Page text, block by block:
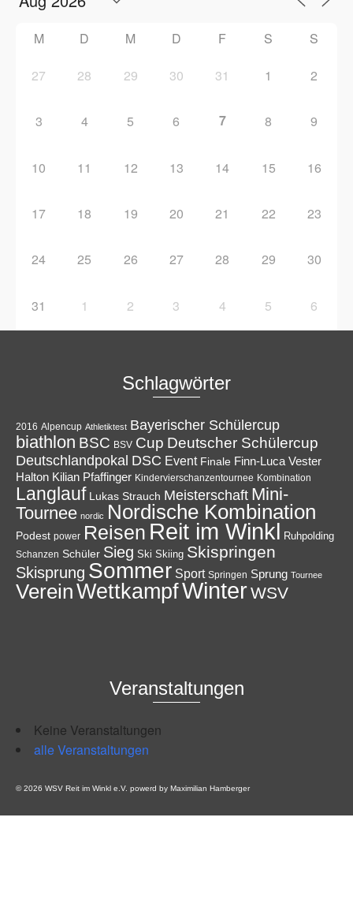
M D M D F S S
27 28 29 30 31 1 2
3 4 5 6 7 8 9
10 11 12 13 14 15 16
17 18 19 20 21 22 23
24 25 26 27 28 29 30
31 1 2 3 4 5 6
Schlagwörter
2016 Alpencup Athletiktest Bayerischer Schülercup
biathlon BSC BSV Cup Deutscher Schülercup
Deutschlandpokal DSC Event Finale Finn-Luca Vester
Halton Kilian Pfaffinger Kindervierschanzentournee Kombination
Langlauf Lukas Strauch Meisterschaft Mini-
Tournee nordic Nordische Kombination
Podest power Reisen Reit im Winkl Ruhpolding
Schanzen Schüler Sieg Ski Skiing Skispringen
Skisprung Sommer Sport Springen Sprung Tournee
VereinWettkampfWinterWSV
Veranstaltungen
Keine Veranstaltungen
alle Veranstaltungen
© 2026 WSV Reit im Winkl e.V. powerd by Maximilian Hamberger